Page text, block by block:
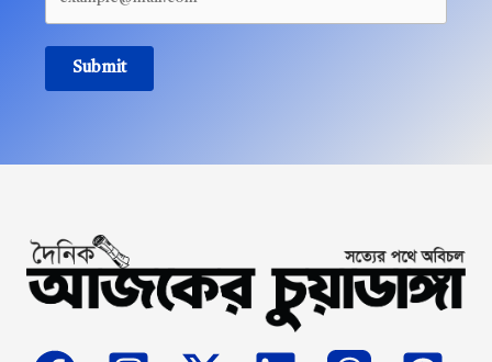
Submit